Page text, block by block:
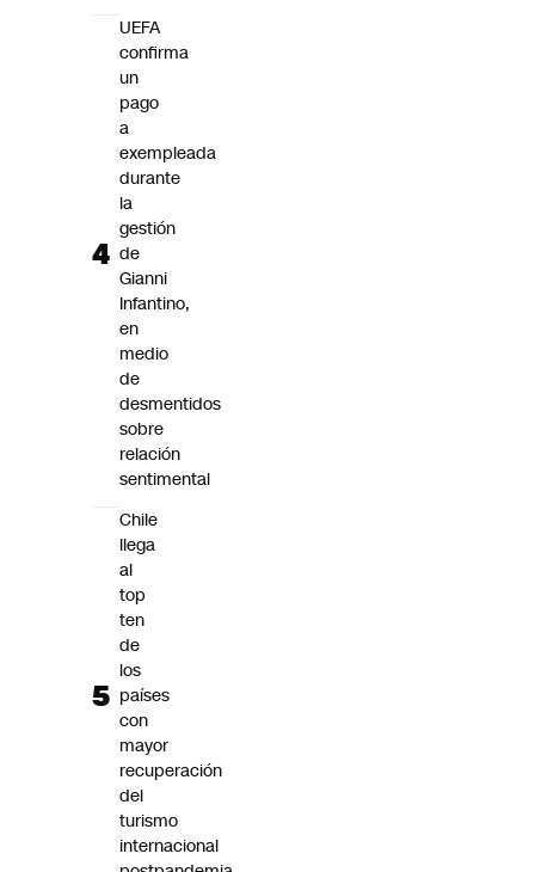
UEFA
confirma
un
pago
a
exempleada
durante
la
gestión
de
Gianni
Infantino,
en
medio
de
desmentidos
sobre
relación
sentimental
Chile
llega
al
top
ten
de
los
países
con
mayor
recuperación
del
turismo
internacional